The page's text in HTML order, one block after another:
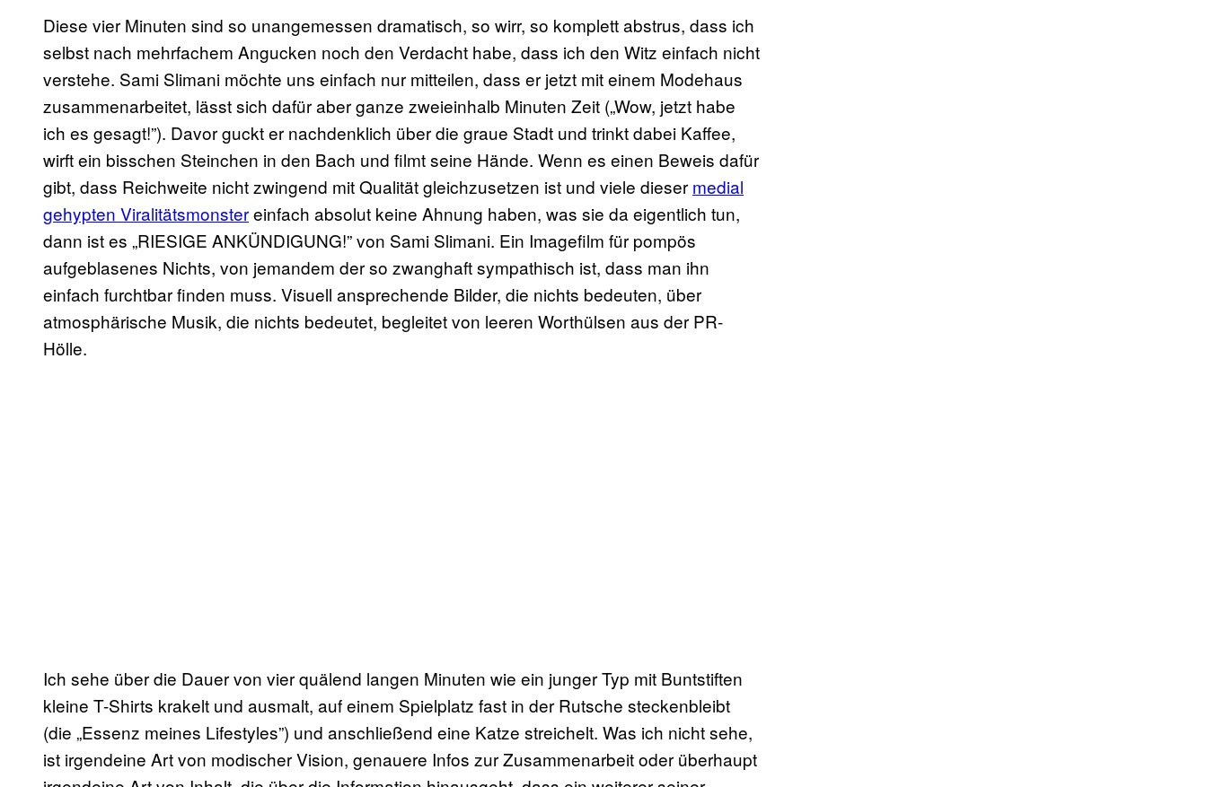
Diese vier Minuten sind so unangemessen dramatisch, so wirr, so komplett abstrus, dass ich
selbst nach mehrfachem Angucken noch den Verdacht habe, dass ich den Witz einfach nicht
verstehe. Sami Slimani möchte uns einfach nur mitteilen, dass er jetzt mit einem Modehaus
zusammenarbeitet, lässt sich dafür aber ganze zweieinhalb Minuten Zeit („Wow, jetzt habe
ich es gesagt!”). Davor guckt er nachdenklich über die graue Stadt und trinkt dabei Kaffee,
wirft ein bisschen Steinchen in den Bach und filmt seine Hände. Wenn es einen Beweis dafür
gibt, dass Reichweite nicht zwingend mit Qualität gleichzusetzen ist und viele dieser medial
gehypten Viralitätsmonstereinfach absolut keine Ahnung haben, was sie da eigentlich tun,
dann ist es „RIESIGE ANKÜNDIGUNG!” von Sami Slimani. Ein Imagefilm für pompös
aufgeblasenes Nichts, von jemandem der so zwanghaft sympathisch ist, dass man ihn
einfach furchtbar finden muss. Visuell ansprechende Bilder, die nichts bedeuten, über
atmosphärische Musik, die nichts bedeutet, begleitet von leeren Worthülsen aus der PR-
Hölle.
Ich sehe über die Dauer von vier quälend langen Minuten wie ein junger Typ mit Buntstiften
kleine T-Shirts krakelt und ausmalt, auf einem Spielplatz fast in der Rutsche steckenbleibt
(die „Essenz meines Lifestyles”) und anschließend eine Katze streichelt. Was ich nicht sehe,
ist irgendeine Art von modischer Vision, genauere Infos zur Zusammenarbeit oder überhaupt